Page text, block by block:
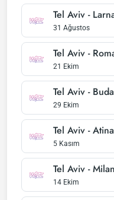
Tel Aviv -
31 Ağustos
Tel Aviv -
21 Ekim
Tel Aviv -
29 Ekim
Tel Aviv - Atina
5 Kasım
Tel Aviv -
14 Ekim